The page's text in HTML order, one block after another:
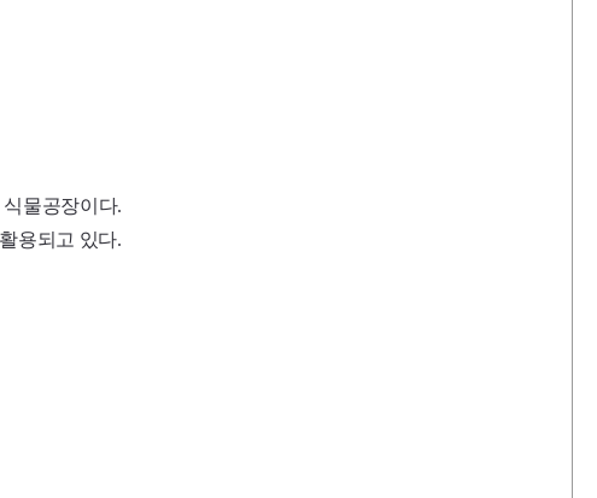
물공장이다.
용되고 있다.